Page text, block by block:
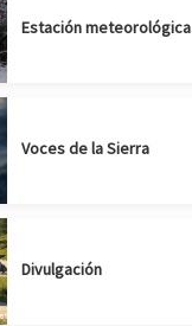
Estación meteorológica
Voces de la Sierra
Divulgación